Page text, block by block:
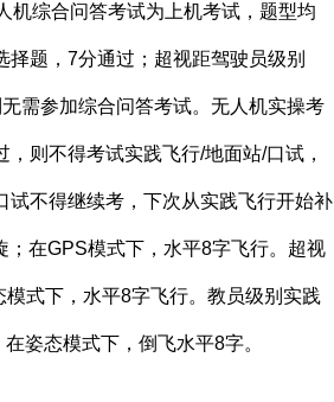
机综合问答考试为上机考试，题型均
题，7分通过；超视距驾驶员级别
需参加综合问答考试。无人机实操考
则不得考试实践飞行/地面站/口试，
不得继续考，下次从实践飞行开始补
在GPS模式下，水平8字飞行。超视
式下，水平8字飞行。教员级别实践
姿态模式下，倒飞水平8字。